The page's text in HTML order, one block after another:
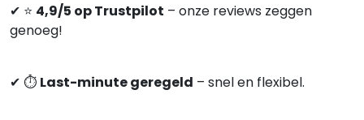
✔ ⭐ 4,9/5 op Trustpilot – onze reviews zeggen
genoeg!
✔ ⏱ Last-minute geregeld – snel en flexibel.